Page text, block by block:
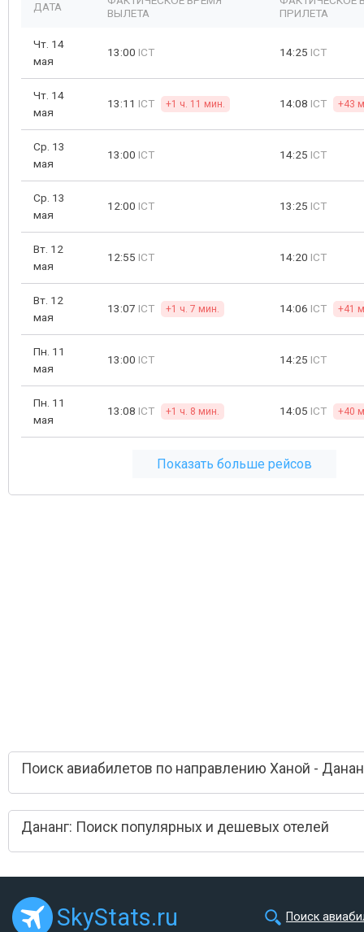
ДАТА
ВЫЛЕТА
ПРИЛЕТА
Чт. 14
мая
13:00 ICT 14:25 ICT
Чт. 14
мая
13:11 ICT +1 ч. 11 мин. 14:08 ICT +43
Ср. 13
мая
13:00 ICT 14:25 ICT
Ср. 13
мая
12:00 ICT 13:25 ICT
Вт. 12
мая
12:55 ICT 14:20 ICT
Вт. 12
мая
13:07 ICT +1 ч. 7 мин. 14:06 ICT +41
Пн. 11
мая
13:00 ICT 14:25 ICT
Пн. 11
мая
13:08 ICT +1 ч. 8 мин. 14:05 ICT +40
Показать больше рейсов
Поиск авиабилетов по направлению Ханой -
Дананг: Поиск популярных и дешевых отелей
SkyStats.ru Поиск